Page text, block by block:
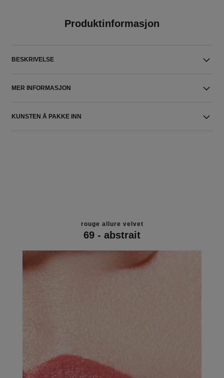
Produktinformasjon
BESKRIVELSE
MER INFORMASJON
KUNSTEN Å PAKKE INN
rouge allure velvet
69 - abstrait